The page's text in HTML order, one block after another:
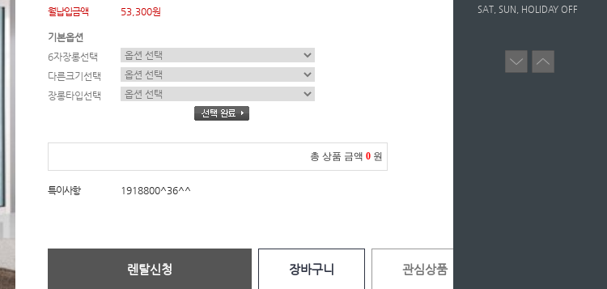
월납입금액 53,300원
기본옵션
6자장롱선택
다른크기선택
장롱타입선택
총 상품 금액 0 원
특이사항 1918800^36^^
렌탈신청 장바구니 관심상품
SAT, SUN, HOLIDAY OFF